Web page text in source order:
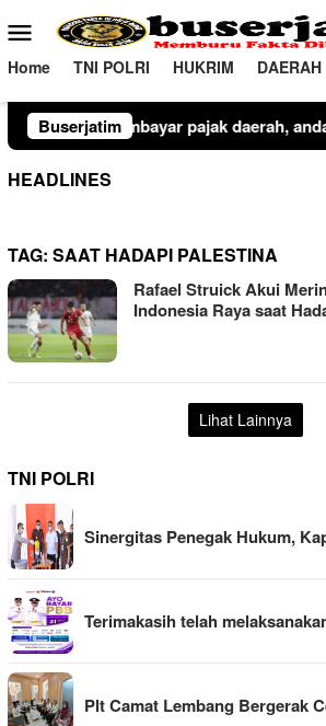
ke
konten
Menu
Mobile
Home TNI POLRI HUKRIM DAERAH
Buserjatim
anda ikut membangun kota kediri
HEADLINES
TAG: SAAT HADAPI PALESTINA
Rafael Struick Akui
Indonesia Raya saat
Lihat Lainnya
TNI POLRI
Sinergitas Penegak Hukum,
Terimakasih telah
Plt Camat Lembang Bergerak